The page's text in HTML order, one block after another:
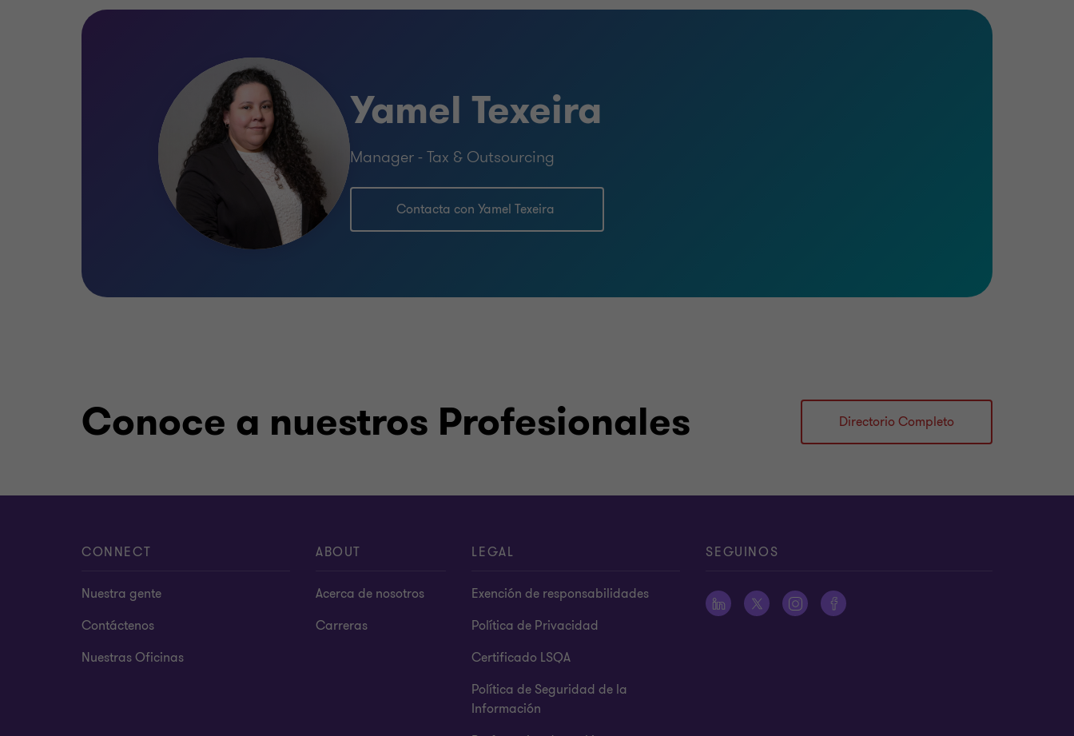
Calificaciones profesionales y membresías
Yamel es Contadora Pública y es miembro del Colegio de Contadores,
Economistas y Administradores del Uruguay.
Idiomas
Español e inglés
Yamel Texeira
Manager - Tax & Outsourcing
Contacta con Yamel Texeira
Conoce a nuestros Profesionales Directorio Completo
CONNECT
Nuestra gente
Contáctenos
Nuestras Oficinas
ABOUT
Acerca de nosotros
Carreras
LEGAL
Exención de responsabilidades
Política de Privacidad
Certificado LSQA
Política de Seguridad de la
Información
SEGUINOS